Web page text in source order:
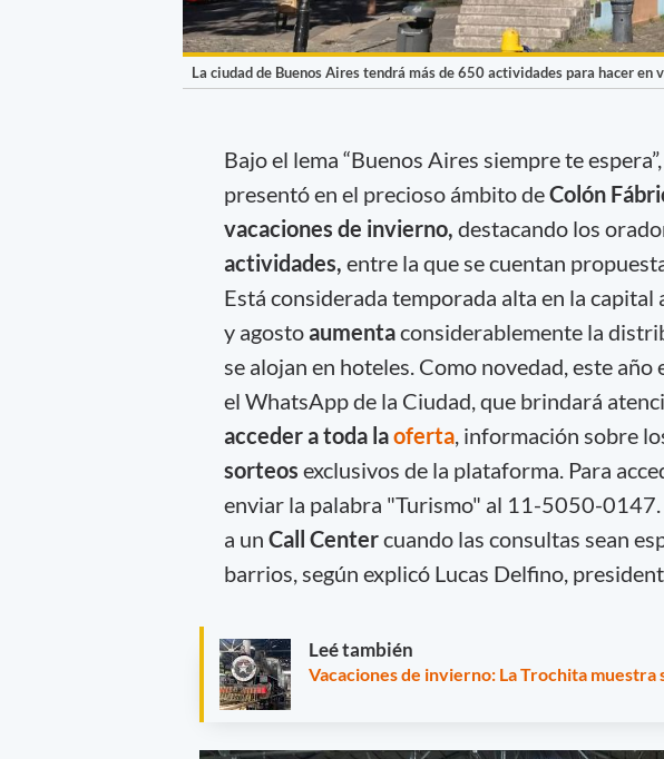
La ciudad de Buenos Aires tendrá más de 650 actividades para hacer en
Bajo el lema “Buenos Aires siempre te
presentó en el precioso ámbito deColón
vacaciones de invierno, destacando los
actividades, entre la que se cuentan
Está considerada temporada alta en la
y agostoaumentaconsiderablemente la
se alojan en hoteles. Como novedad, este
el WhatsApp de la Ciudad, que brindará
acceder a toda laoferta, información sobre
sorteos exclusivos de la plataforma. Para
enviar la palabra "Turismo" al 11-5050-
a un Call Centercuando las consultas sean
barrios, según explicó Lucas Delfino,
Leé también
Vacaciones de invierno: La Trochita muestra